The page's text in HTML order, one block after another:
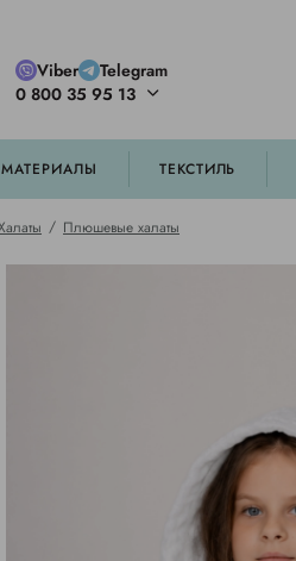
Viber
Telegram
0 800 35 95 13
ТЕКСТИЛЬ
Плюшевые халаты